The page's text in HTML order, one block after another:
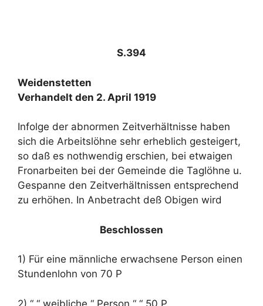
S.394
Weidenstetten
Verhandelt den 2. April 1919
Infolge der abnormen Zeitverhältnisse haben
sich die Arbeitslöhne sehr erheblich gesteigert,
so daß es nothwendig erschien, bei etwaigen
Fronarbeiten bei der Gemeinde die Taglöhne u.
Gespanne den Zeitverhältnissen entsprechend
zu erhöhen. In Anbetracht deß Obigen wird
Beschlossen
1) Für eine männliche erwachsene Person einen
Stundenlohn von 70 P
2) “ “ weibliche “ Person “ “ 50 P